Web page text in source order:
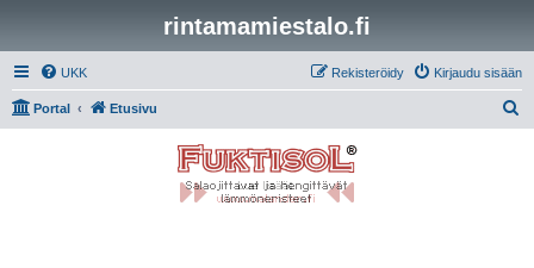
rintamamiestalo.fi
UKK Kirjaudu sisään
Rekisteröidy
Portal Etusivu